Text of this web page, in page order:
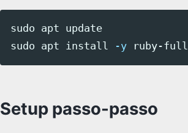
sudo
apt update
sudo apt install -y
Setup passo-passo